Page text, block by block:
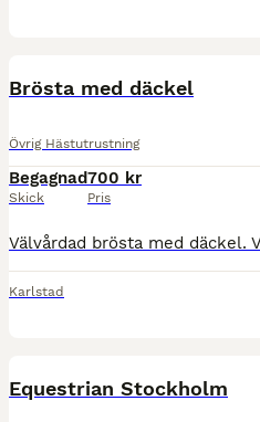
Brösta med däckel
Övrig Hästutrustning
Begagnad
Skick
700 kr
Pris
Karlstad
Equestrian Stockholm